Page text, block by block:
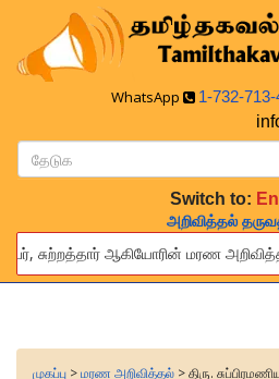
WhatsApp 1-732-
Switch to:
அறிவித்தல்
சுற்றத்தார் ஆகியோரின் மரண
provide this service to announce
முகப்பு >மரண அறிவித்தல் > திரு.